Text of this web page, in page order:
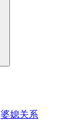
婆媳关系